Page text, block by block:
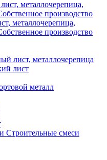
металлочерепица,
производство
лист, металлочерепица
лист
металл
Строительные смеси